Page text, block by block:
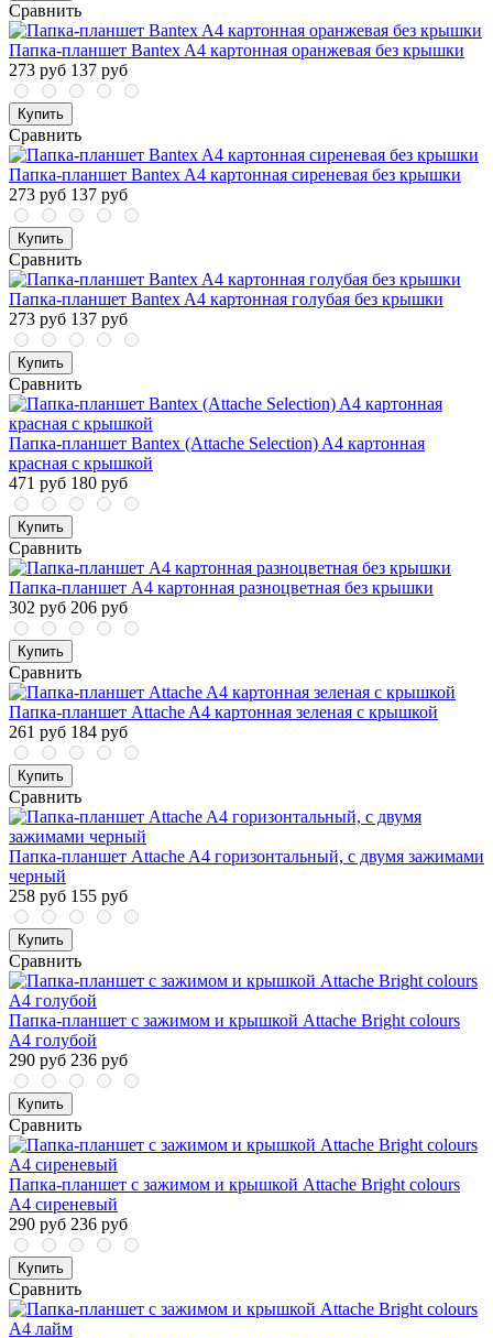
Сравнить
Папка-планшет Bantex A4 картонная оранжевая без крышки
273 руб 137 руб
Купить
Сравнить
Папка-планшет Bantex A4 картонная сиреневая без крышки
273 руб 137 руб
Купить
Сравнить
Папка-планшет Bantex A4 картонная голубая без крышки
273 руб 137 руб
Купить
Сравнить
Папка-планшет Bantex (Attache Selection) A4 картонная
красная с крышкой
471 руб 180 руб
Купить
Сравнить
Папка-планшет A4 картонная разноцветная без крышки
302 руб 206 руб
Купить
Сравнить
Папка-планшет Attache A4 картонная зеленая с крышкой
261 руб 184 руб
Купить
Сравнить
Папка-планшет Attache A4 горизонтальный, с двумя зажимами
черный
258 руб 155 руб
Купить
Сравнить
Папка-планшет с зажимом и крышкой Attache Bright colours
A4 голубой
290 руб 236 руб
Купить
Сравнить
Папка-планшет с зажимом и крышкой Attache Bright colours
A4 сиреневый
290 руб 236 руб
Купить
Сравнить